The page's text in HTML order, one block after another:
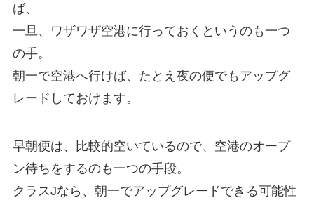
ば、
一旦、ワザワザ空港に行っておくというのも一つ
の手。
朝一で空港へ行けば、たとえ夜の便でもアップグ
レードしておけます。
早朝便は、比較的空いているので、空港のオープ
ン待ちをするのも一つの手段。
クラスJなら、朝一でアップグレードできる可能性